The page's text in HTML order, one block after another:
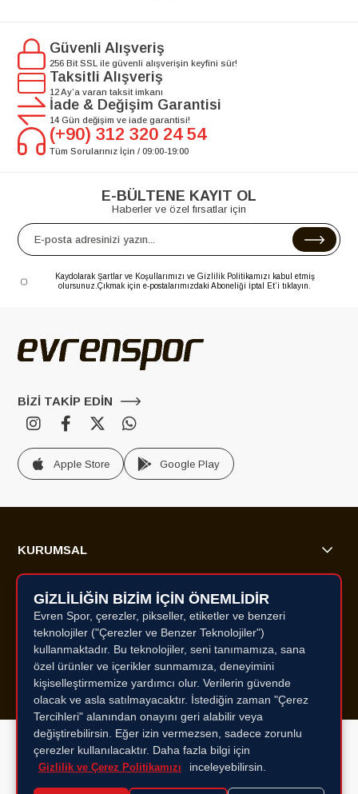
Güvenli Alışveriş
256 Bit SSL ile güvenli alışverişin keyfini sür!
Taksitli Alışveriş
12 Ay’a varan taksit imkanı
İade & Değişim Garantisi
14 Gün değişim ve iade garantisi!
(+90) 312 320 24 54
Tüm Sorularınız İçin / 09:00-19:00
E-BÜLTENE KAYIT OL
Haberler ve özel fırsatlar için
Kaydolarak Şartlar ve Koşullarımızı ve Gizlilik Politikamızı kabul etmiş
olursunuz.Çıkmak için e-postalarımızdaki Aboneliği İptal Et’i tıklayın.
BİZİ TAKİP EDİN
Apple Store Google Play
KURUMSAL
ÜYELİK HİZMETLERİ
MÜŞTERİ HİZMETLERİ
Copyright© 2025 All rights reserved.
Pazartesi - Cumartesi09:00 - 19:00
GİZLİLİĞİN BİZİM İÇİN ÖNEMLİDİR
Evren Spor, çerezler, pikseller, etiketler ve benzeri
teknolojiler ("Çerezler ve Benzer Teknolojiler")
kullanmaktadır. Bu teknolojiler, seni tanımamıza, sana
özel ürünler ve içerikler sunmamıza, deneyimini
kişiselleştirmemize yardımcı olur. Verilerin güvende
olacak ve asla satılmayacaktır. İstediğin zaman "Çerez
Tercihleri" alanından onayını geri alabilir veya
değiştirebilirsin. Eğer izin vermezsen, sadece zorunlu
çerezler kullanılacaktır. Daha fazla bilgi için
Gizlilik ve Çerez Politikamızı inceleyebilirsin.